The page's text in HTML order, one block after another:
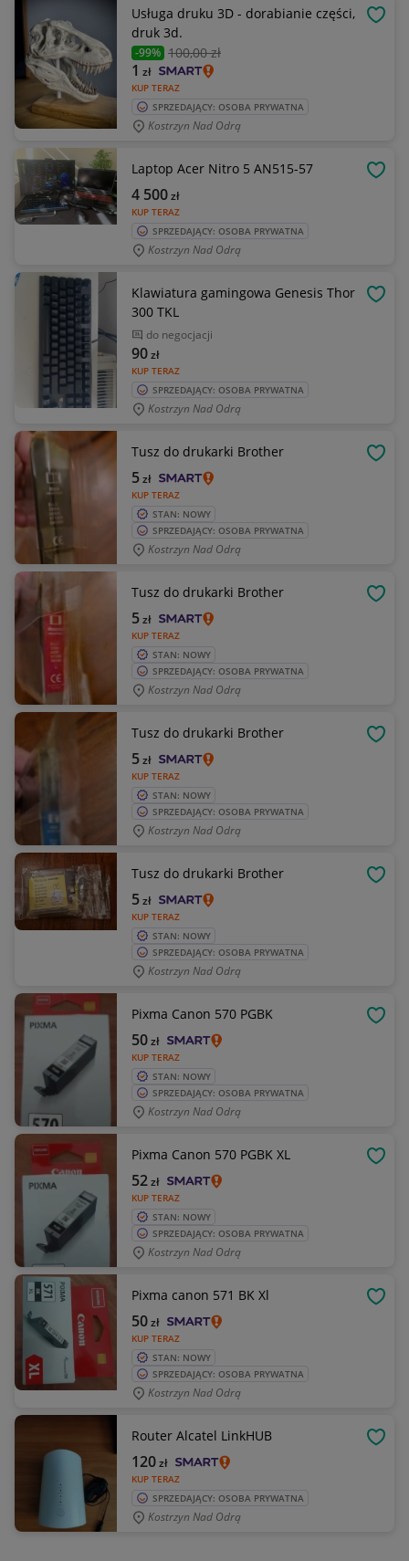
Usługa druku 3D - dorabianie części,
druk 3d.
-99% 100,00 zł
KUP TERAZ
1 zł
SPRZEDAJĄCY: OSOBA PRYWATNA
Kostrzyn Nad Odrą
Laptop Acer Nitro 5 AN515-57
KUP TERAZ
4 500zł
SPRZEDAJĄCY: OSOBA PRYWATNA
Kostrzyn Nad Odrą
Klawiatura gamingowa Genesis Thor
300 TKL
do negocjacji
KUP TERAZ
90zł
SPRZEDAJĄCY: OSOBA PRYWATNA
Kostrzyn Nad Odrą
Tusz do drukarki Brother
KUP TERAZ
5zł
STAN: NOWY
SPRZEDAJĄCY: OSOBA PRYWATNA
Kostrzyn Nad Odrą
Tusz do drukarki Brother
KUP TERAZ
5zł
STAN: NOWY
SPRZEDAJĄCY: OSOBA PRYWATNA
Kostrzyn Nad Odrą
Tusz do drukarki Brother
KUP TERAZ
5zł
STAN: NOWY
SPRZEDAJĄCY: OSOBA PRYWATNA
Kostrzyn Nad Odrą
Tusz do drukarki Brother
KUP TERAZ
5zł
STAN: NOWY
SPRZEDAJĄCY: OSOBA PRYWATNA
Kostrzyn Nad Odrą
Pixma Canon 570 PGBK
KUP TERAZ
50zł
STAN: NOWY
SPRZEDAJĄCY: OSOBA PRYWATNA
Kostrzyn Nad Odrą
Pixma Canon 570 PGBK XL
KUP TERAZ
52zł
STAN: NOWY
SPRZEDAJĄCY: OSOBA PRYWATNA
Kostrzyn Nad Odrą
Pixma canon 571 BK Xl
KUP TERAZ
50zł
STAN: NOWY
SPRZEDAJĄCY: OSOBA PRYWATNA
Kostrzyn Nad Odrą
Router Alcatel LinkHUB
KUP TERAZ
120zł
SPRZEDAJĄCY: OSOBA PRYWATNA
Kostrzyn Nad Odrą